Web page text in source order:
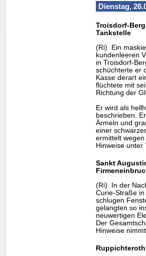
Dienstag,
Troisdorf-
Tankstelle
(Ri) Ein
kundenleeren
in Troisdorf-
schüchterte er
Kasse derart
flüchtete mit
Richtung der
Er wird als
beschrieben.
Ärmeln und
einer
ermittelt
Hinweise unter
Sankt
(Ri) In der
Curie-Straße
schlugen
gelangten so
neuwertigen
Der
Hinweise